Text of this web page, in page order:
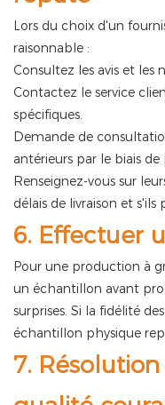
Lors du choix d'un
raisonnable :
Consultez les avis et les
Contactez le service
spécifiques.
Demande de
antérieurs par le biais
Renseignez-vous sur
délais de livraison et
6. Effectuer
Pour une production à
un échantillon avant
surprises. Si la fidélité
échantillon physique
7.